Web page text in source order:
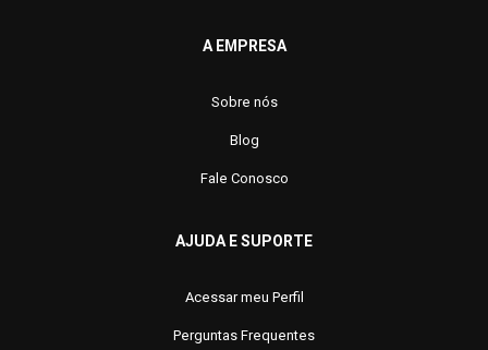
A EMPRESA
Sobre nós
Blog
Fale Conosco
AJUDA E SUPORTE
Acessar meu Perfil
Perguntas Frequentes